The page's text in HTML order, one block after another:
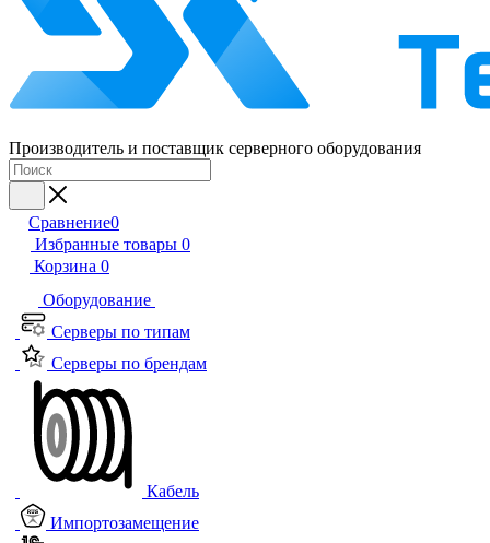
Производитель и поставщик серверного оборудования
Сравнение0
Избранные товары 0
Корзина 0
Оборудование
Серверы по типам
Серверы по брендам
Кабель
Импортозамещение